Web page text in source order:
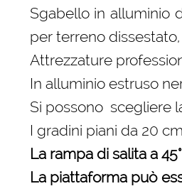
Sgabello in alluminio
per terreno
Attrezzature
In alluminio estruso
Si possono scegliere
I gradini piani da 20
La rampa di salita a
La piattaforma può